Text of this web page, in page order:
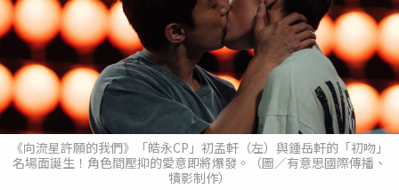
《向流星許願的我們》「皓永CP」初孟軒（左）與鍾岳軒的「初吻」
名場面誕生！角色間壓抑的愛意即將爆發。（圖／有意思國際傳播、
犢影制作）